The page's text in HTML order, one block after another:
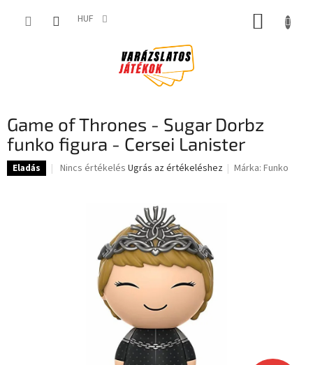
HUF KOSÁR
Game of Thrones - Sugar Dorbz
funko figura - Cersei Lanister
Eladás
A
Nincs értékelés Ugrás az értékeléshez Márka:Funko